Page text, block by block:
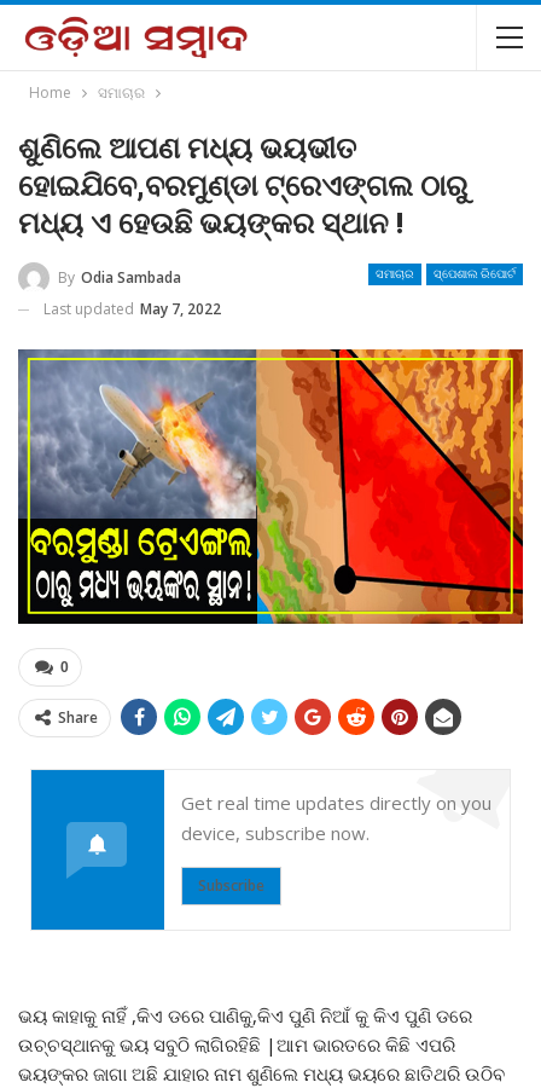
Home ସମାଚାର
ଶୁଣିଲେ ଆପଣ ମଧ୍ୟ ଭୟଭୀତ
ହୋଇଯିବେ,ବରମୁଣ୍ଡା ଟ୍ରେଏଙ୍ଗଲ ଠାରୁ
ମଧ୍ୟ ଏ ହେଉଛି ଭୟଙ୍କର ସ୍ଥାନ !
ସମାଚାର ସ୍ପେଶାଲ ରିପୋର୍ଟ
By Odia Sambada
Last updated May 7, 2022
0
Share
Get real time updates directly on you
device, subscribe now.
Subscribe
ଭୟ କାହାକୁ ନାହିଁ ,କିଏ ଡରେ ପାଣିକୁ,କିଏ ପୁଣି ନିଆଁ କୁ କିଏ ପୁଣି ଡରେ
ଉଚ୍ଚସ୍ଥାନକୁ ଭୟ ସବୁଠି ଲାଗିରହିଛି |ଆମ ଭାରତରେ କିଛି ଏପରି
ଭୟଙ୍କର ଜାଗା ଅଛି ଯାହାର ନାମ ଶୁଣିଲେ ମଧ୍ୟ ଭୟରେ ଛାତିଥରି ଉଠିବ